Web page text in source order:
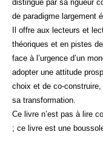
distingue par sa rigueur
de paradigme largement
Il offre aux lecteurs et
théoriques et en pistes
face à l’urgence d’un
adopter une attitude
choix et de co-
sa transformation.
Ce livre n’est pas à lire
; ce livre est une